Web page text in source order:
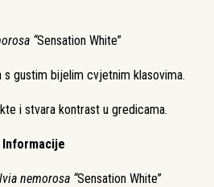
“Sensation White”
s gustim bijelim cvjetnim klasovima.
i stvara kontrast u gredicama.
Informacije
nemorosa “Sensation White”